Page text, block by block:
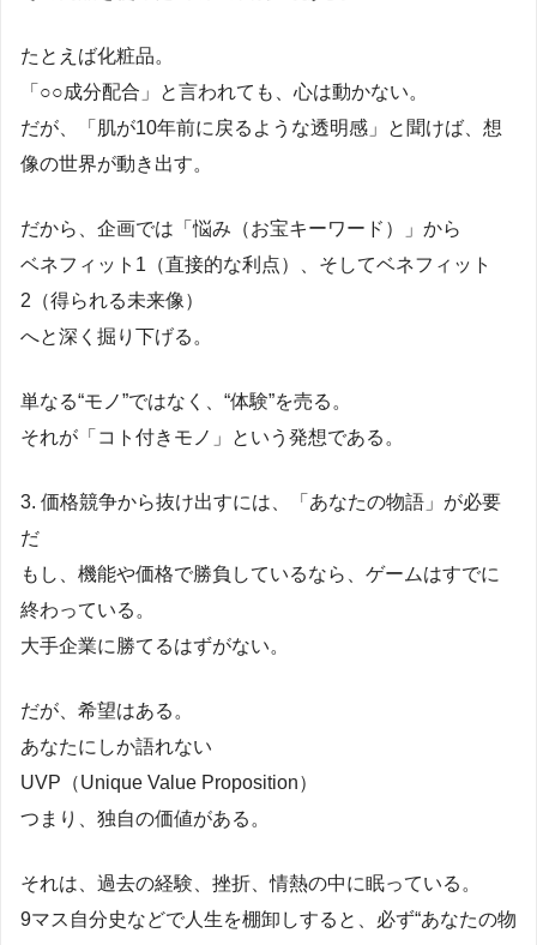
たとえば化粧品。
「○○成分配合」と言われても、心は動かない。
だが、「肌が10年前に戻るような透明感」と聞けば、想
像の世界が動き出す。
だから、企画では「悩み（お宝キーワード）」から
ベネフィット1（直接的な利点）、そしてベネフィット
2（得られる未来像）
へと深く掘り下げる。
単なる“モノ”ではなく、“体験”を売る。
それが「コト付きモノ」という発想である。
3. 価格競争から抜け出すには、「あなたの物語」が必要
だ
もし、機能や価格で勝負しているなら、ゲームはすでに
終わっている。
大手企業に勝てるはずがない。
だが、希望はある。
あなたにしか語れない
UVP（Unique Value Proposition）
つまり、独自の価値がある。
それは、過去の経験、挫折、情熱の中に眠っている。
9マス自分史などで人生を棚卸しすると、必ず“あなたの物